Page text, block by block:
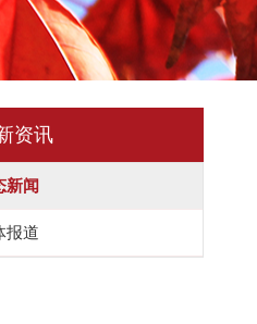
资讯
新闻
报道